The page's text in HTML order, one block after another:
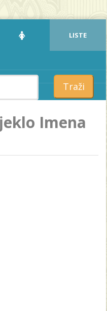
LISTE
Traži
Imena